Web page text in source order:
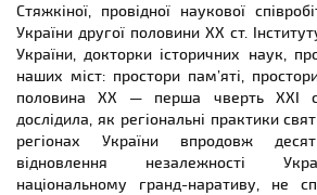
Стяжкіної, провідної наукової
України другої половини XX ст.
України, докторки історичних наук,
наших міст: простори пам’яті,
половина XX — перша чверть XXI
дослідила, як регіональні практики
регіонах України впродовж
відновлення незалежності
національному гранд-наративу, не